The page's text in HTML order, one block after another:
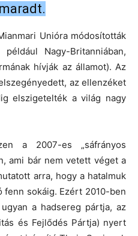
Unióra módosították
Nagy-Britanniában,
hívják az államot). Az
az ellenzéket
elszigetelték a világ nagy
a 2007-es „sáfrányos
ami bár nem vetett véget a
arra, hogy a hatalmuk
sokáig. Ezért 2010-ben
a hadsereg pártja, az
és Fejlődés Pártja) nyert